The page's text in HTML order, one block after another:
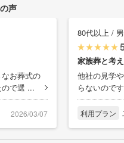
声
お葬式の
で選 ...
2026/03/07
80代以上 /
家族葬と考
他社の見学
らないので
利用プラン